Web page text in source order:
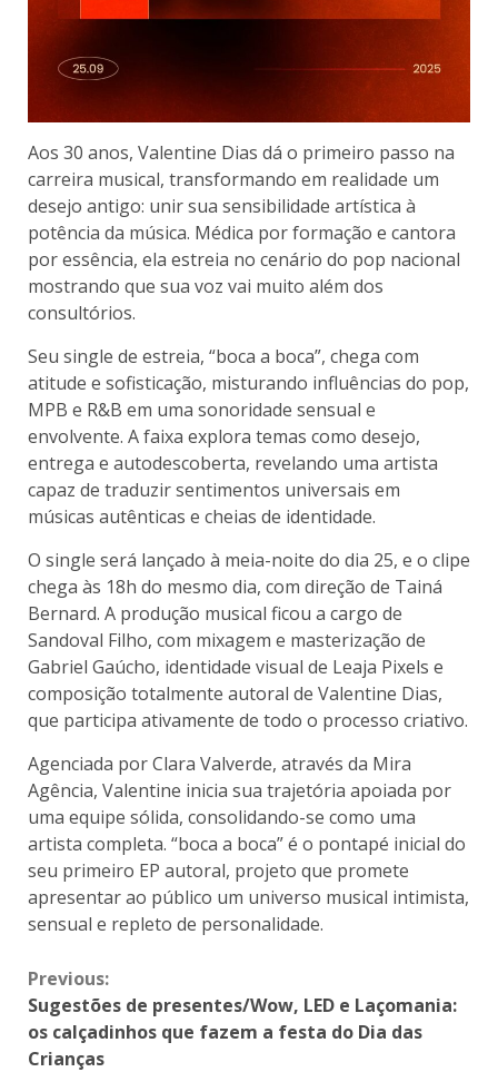
Aos 30 anos, Valentine Dias dá o primeiro passo na
carreira musical, transformando em realidade um
desejo antigo: unir sua sensibilidade artística à
potência da música. Médica por formação e cantora
por essência, ela estreia no cenário do pop nacional
mostrando que sua voz vai muito além dos
consultórios.
Seu single de estreia, “boca a boca”, chega com
atitude e sofisticação, misturando influências do pop,
MPB e R&B em uma sonoridade sensual e
envolvente. A faixa explora temas como desejo,
entrega e autodescoberta, revelando uma artista
capaz de traduzir sentimentos universais em
músicas autênticas e cheias de identidade.
O single será lançado à meia-noite do dia 25, e o clipe
chega às 18h do mesmo dia, com direção de Tainá
Bernard. A produção musical ficou a cargo de
Sandoval Filho, com mixagem e masterização de
Gabriel Gaúcho, identidade visual de Leaja Pixels e
composição totalmente autoral de Valentine Dias,
que participa ativamente de todo o processo criativo.
Agenciada por Clara Valverde, através da Mira
Agência, Valentine inicia sua trajetória apoiada por
uma equipe sólida, consolidando-se como uma
artista completa. “boca a boca” é o pontapé inicial do
seu primeiro EP autoral, projeto que promete
apresentar ao público um universo musical intimista,
sensual e repleto de personalidade.
Previous:
Sugestões de presentes/Wow, LED e Laçomania:
os calçadinhos que fazem a festa do Dia das
Crianças